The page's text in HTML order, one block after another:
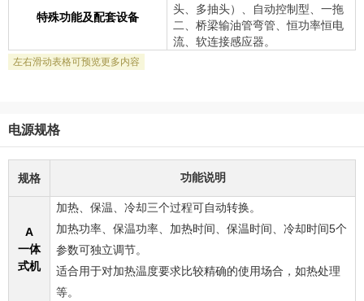
特殊功能及配套设备
头、多抽头）、自动控制型、一拖
二、桥梁输油管弯管、恒功率恒电
流、软连接感应器。
电源规格
规格 功能说明
A
一体
式机
加热、保温、冷却三个过程可自动转换。
加热功率、保温功率、加热时间、保温时间、冷却时间5个
参数可独立调节。
适合用于对加热温度要求比较精确的使用场合，如热处理
等。